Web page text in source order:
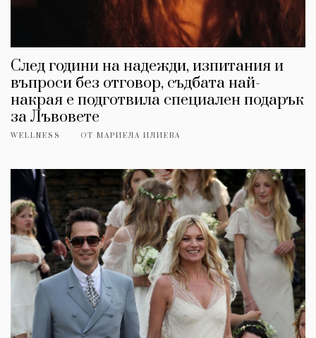
След години на надежди, изпитания и
въпроси без отговор, съдбата най-
накрая е подготвила специален подарък
за Лъвовете
WELLNESS ОТ МАРИЕЛА ИЛИЕВА